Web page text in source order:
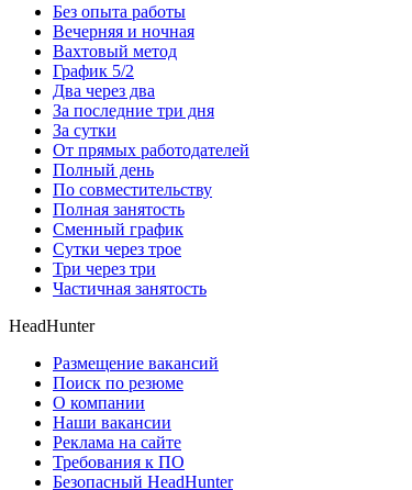
Без опыта работы
Вечерняя и ночная
Вахтовый метод
График 5/2
Два через два
За последние три дня
За сутки
От прямых работодателей
Полный день
По совместительству
Полная занятость
Сменный график
Сутки через трое
Три через три
Частичная занятость
HeadHunter
Размещение вакансий
Поиск по резюме
О компании
Наши вакансии
Реклама на сайте
Требования к ПО
Безопасный HeadHunter